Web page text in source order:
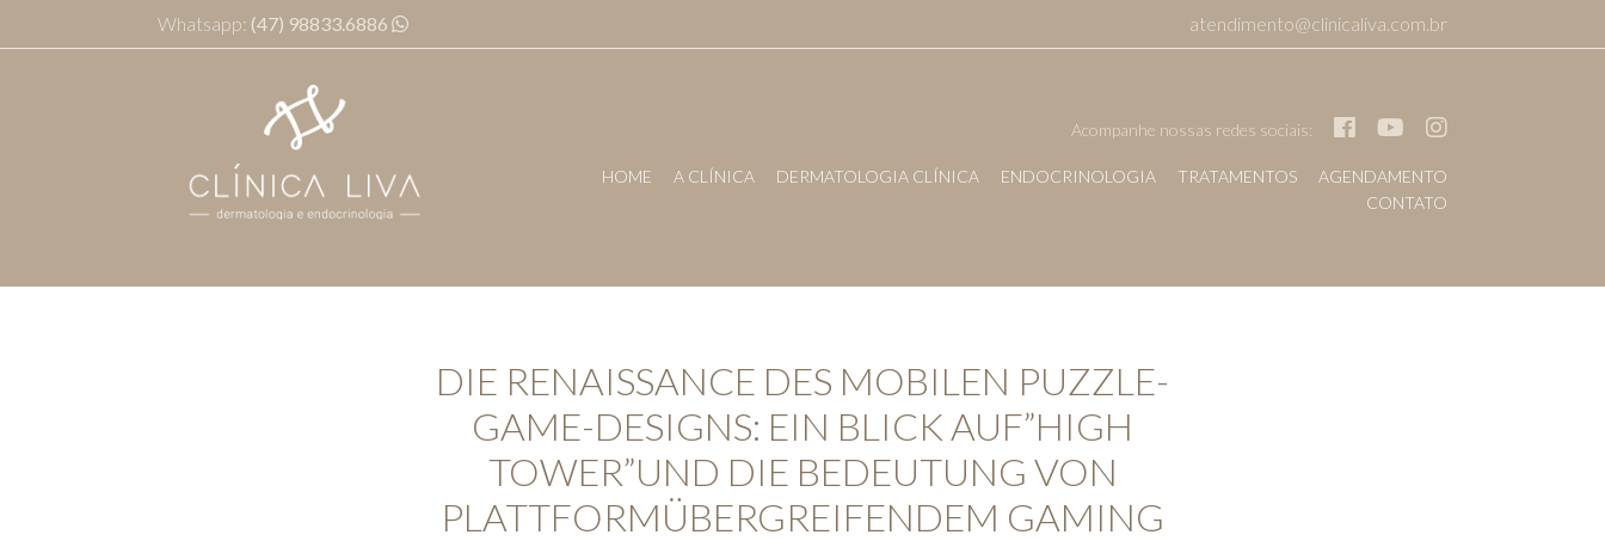
Whatsapp: (47) 98833.6886 atendimento@clinicaliva.com.br
Acompanhe nossas redes sociais:
HOME A CLÍNICA DERMATOLOGIA CLÍNICA ENDOCRINOLOGIA TRATAMENTOS
AGENDAMENTO
CONTATO
DIE RENAISSANCE DES MOBILEN PUZZLE-
GAME-DESIGNS: EIN BLICK AUF”HIGH
TOWER”UND DIE BEDEUTUNG VON
PLATTFORMÜBERGREIFENDEM GAMING